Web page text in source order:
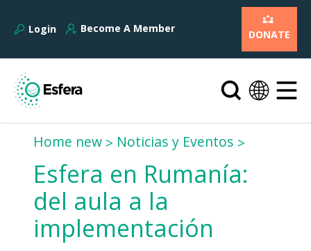
Login Become A Member DONATE
Home new Noticias y Eventos
Esfera en Rumanía:
del aula a la
implementación